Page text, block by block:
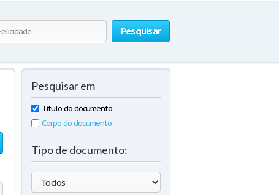
Pesquisar
Pesquisar em
Título do documento
Corpo do documento
Tipo de documento: